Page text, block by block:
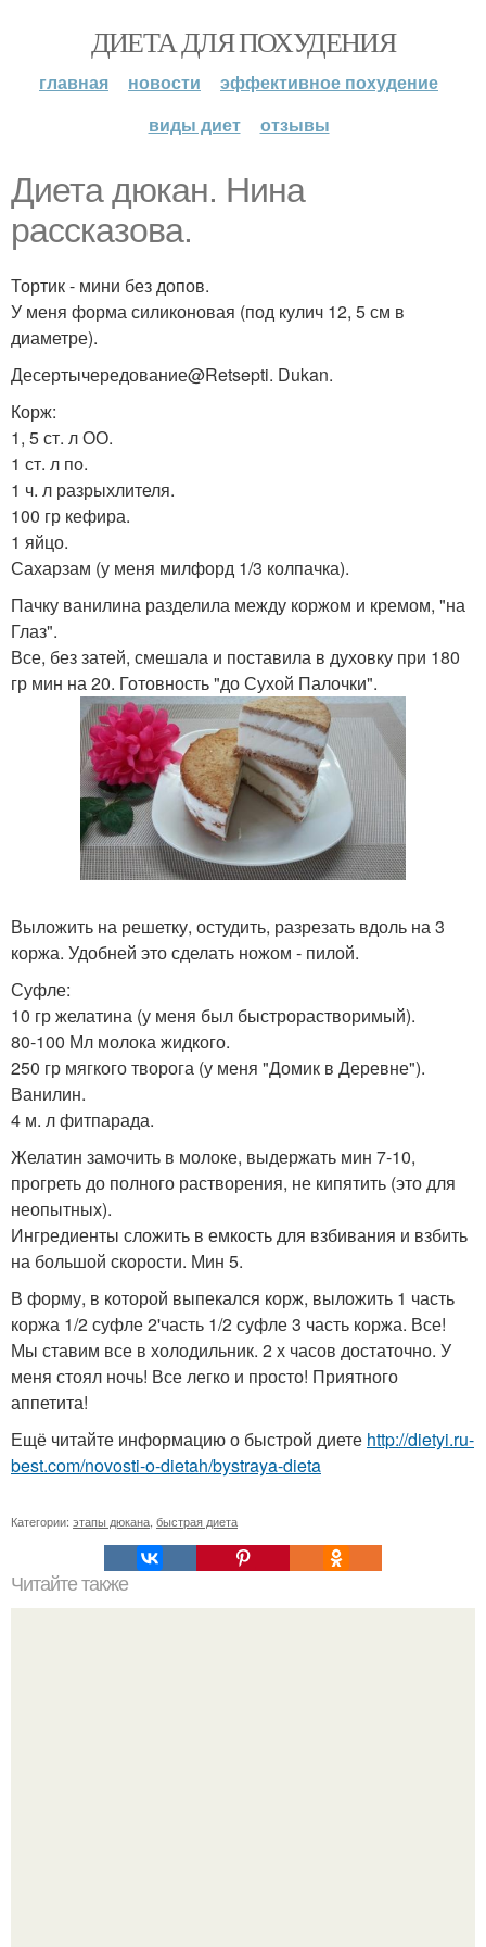
ДИЕТА ДЛЯ ПОХУДЕНИЯ
главная новости
эффективное похудение
виды диет
отзывы
Диета дюкан. Нина
рассказова.
Тортик - мини без допов.
У меня форма силиконовая (под кулич 12, 5 см в
диаметре).
Десертычередование@Retsepti. Dukan.
Корж:
1, 5 ст. л ОО.
1 ст. л по.
1 ч. л разрыхлителя.
100 гр кефира.
1 яйцо.
Сахарзам (у меня милфорд 1/3 колпачка).
Пачку ванилина разделила между коржом и кремом, "на
Глаз".
Все, без затей, смешала и поставила в духовку при 180
гр мин на 20. Готовность "до Сухой Палочки".
Выложить на решетку, остудить, разрезать вдоль на 3
коржа. Удобней это сделать ножом - пилой.
Суфле:
10 гр желатина (у меня был быстрорастворимый).
80-100 Мл молока жидкого.
250 гр мягкого творога (у меня "Домик в Деревне").
Ванилин.
4 м. л фитпарада.
Желатин замочить в молоке, выдержать мин 7-10,
прогреть до полного растворения, не кипятить (это для
неопытных).
Ингредиенты сложить в емкость для взбивания и взбить
на большой скорости. Мин 5.
В форму, в которой выпекался корж, выложить 1 часть
коржа 1/2 суфле 2'часть 1/2 суфле 3 часть коржа. Все!
Мы ставим все в холодильник. 2 х часов достаточно. У
меня стоял ночь! Все легко и просто! Приятного
аппетита!
Ещё читайте информацию о быстрой диете http://dietyi.ru-
best.com/novosti-o-dietah/bystraya-dieta
Категории: этапы дюкана быстрая диета
Читайте также